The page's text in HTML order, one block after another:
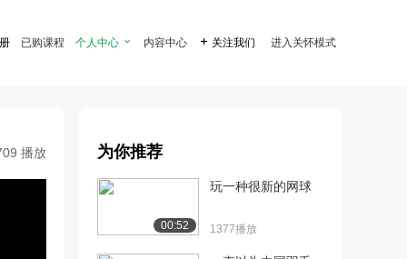
已购课程 个人中心  内容中心  关注我们 进入关怀模式
播放 为你推荐
00:52
玩一种很新的网球
1377播放